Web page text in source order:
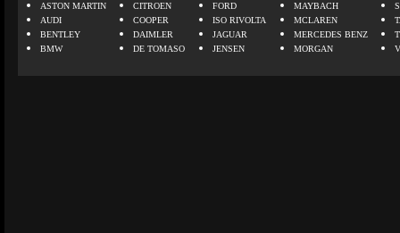
ASTON MARTIN
AUDI
BENTLEY
BMW
CITROEN
COOPER
DAIMLER
DE TOMASO
FORD
ISO RIVOLTA
JAGUAR
JENSEN
MAYBACH
MCLAREN
MERCEDES BENZ
MORGAN